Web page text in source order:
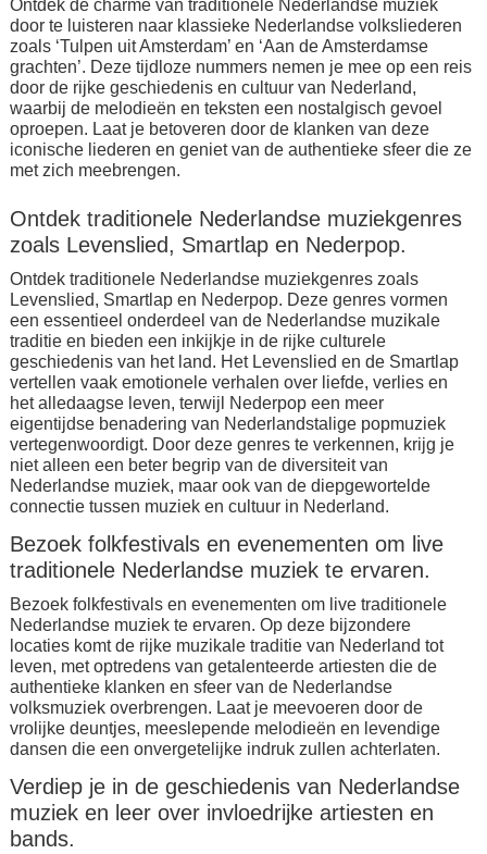
Ontdek de charme van traditionele Nederlandse muziek
door te luisteren naar klassieke Nederlandse volksliederen
zoals ‘Tulpen uit Amsterdam’ en ‘Aan de Amsterdamse
grachten’. Deze tijdloze nummers nemen je mee op een reis
door de rijke geschiedenis en cultuur van Nederland,
waarbij de melodieën en teksten een nostalgisch gevoel
oproepen. Laat je betoveren door de klanken van deze
iconische liederen en geniet van de authentieke sfeer die ze
met zich meebrengen.
Ontdek traditionele Nederlandse muziekgenres
zoals Levenslied, Smartlap en Nederpop.
Ontdek traditionele Nederlandse muziekgenres zoals
Levenslied, Smartlap en Nederpop. Deze genres vormen
een essentieel onderdeel van de Nederlandse muzikale
traditie en bieden een inkijkje in de rijke culturele
geschiedenis van het land. Het Levenslied en de Smartlap
vertellen vaak emotionele verhalen over liefde, verlies en
het alledaagse leven, terwijl Nederpop een meer
eigentijdse benadering van Nederlandstalige popmuziek
vertegenwoordigt. Door deze genres te verkennen, krijg je
niet alleen een beter begrip van de diversiteit van
Nederlandse muziek, maar ook van de diepgewortelde
connectie tussen muziek en cultuur in Nederland.
Bezoek folkfestivals en evenementen om live
traditionele Nederlandse muziek te ervaren.
Bezoek folkfestivals en evenementen om live traditionele
Nederlandse muziek te ervaren. Op deze bijzondere
locaties komt de rijke muzikale traditie van Nederland tot
leven, met optredens van getalenteerde artiesten die de
authentieke klanken en sfeer van de Nederlandse
volksmuziek overbrengen. Laat je meevoeren door de
vrolijke deuntjes, meeslepende melodieën en levendige
dansen die een onvergetelijke indruk zullen achterlaten.
Verdiep je in de geschiedenis van Nederlandse
muziek en leer over invloedrijke artiesten en
bands.